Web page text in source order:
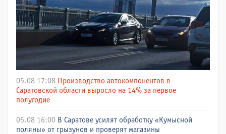
05.08 17:08 Производство автокомпонентов в
Саратовской области выросло на 14% за первое
полугодие
05.08 16:00 В Саратове усилят обработку «Кумысной
поляны» от грызунов и проверят магазины